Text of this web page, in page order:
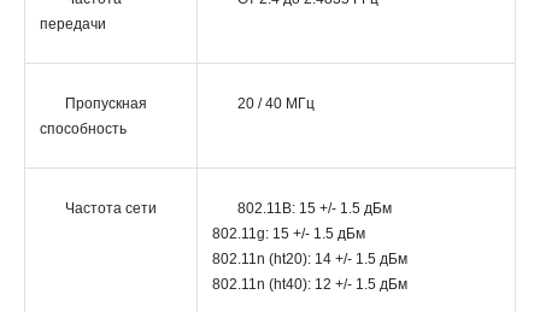
передачи
Пропускная
способность
20 / 40 МГц
Частота сети
802.11B: 15 +/- 1.5 дБм
802.11g: 15 +/- 1.5 дБм
802.11n (ht20): 14 +/- 1.5 дБм
802.11n (ht40): 12 +/- 1.5 дБм